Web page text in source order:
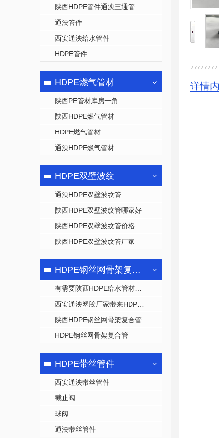
通泱管件
西安通泱给水管件
HDPE管件
HDPE燃气管材
陕西PE管材库房一角
陕西HDPE燃气管材
HDPE燃气管材
通泱HDPE燃气管材
HDPE双壁波纹
通泱HDPE双壁波纹管
陕西HDPE双壁波纹管哪家好
陕西HDPE双壁波纹管价格
陕西HDPE双壁波纹管厂家
HDPE钢丝网骨架复合管
陕西HDPE钢丝网骨架复合管
HDPE钢丝网骨架复合管
HDPE带丝管件
西安通泱带丝管件
截止阀
球阀
通泱带丝管件
详情